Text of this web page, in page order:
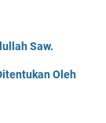
Saw.
Oleh